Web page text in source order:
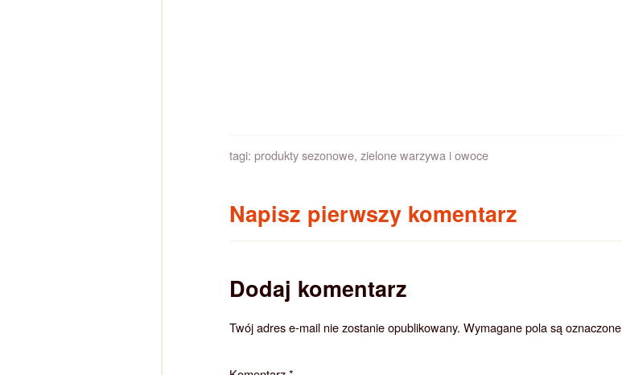
tagi: produkty sezonowe, zielone warzywa i owoce
Napisz pierwszy komentarz
Dodaj komentarz
Twój adres e-mail nie zostanie opublikowany. Wymagane pola są oznaczone